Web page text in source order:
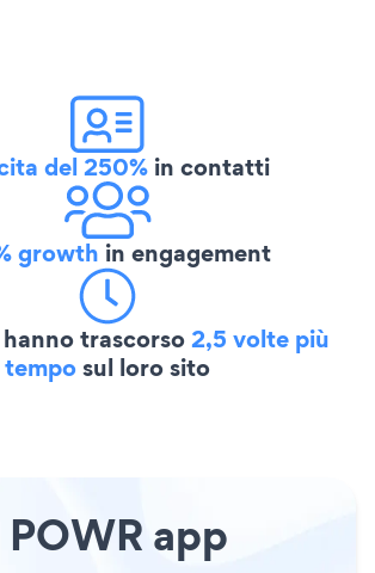
del 250% in contatti
growth in engagement
trascorso2,5 volte più
temposul loro sito
app